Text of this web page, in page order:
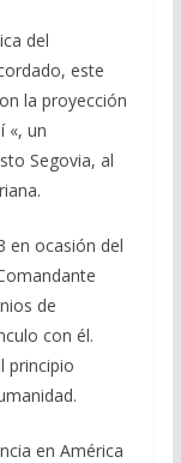
del
este
la proyección
«, un
Segovia, al
en ocasión del
de
con él.
principio
en América